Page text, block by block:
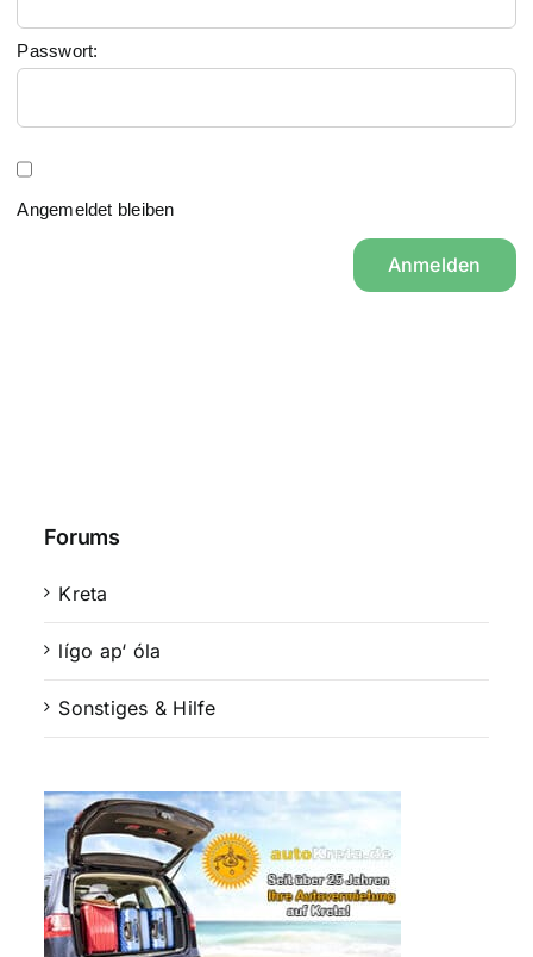
Passwort:
Angemeldet bleiben
Anmelden
Forums
Kreta
lígo ap‘ óla
Sonstiges & Hilfe